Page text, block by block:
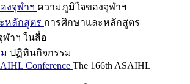
งจุฬาฯ ความภูมิใจของจุฬาฯ
หลักสูตร การศึกษาและหลักสูตร
ฬาฯ ในสื่อ
ปฏิทินกิจกรรม
Conference The 166th ASAIHL